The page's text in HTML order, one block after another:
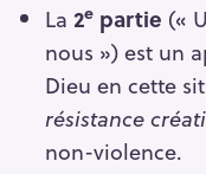
La 2epartie («
nous ») est un
Dieu en cette
résistance
non-violence.